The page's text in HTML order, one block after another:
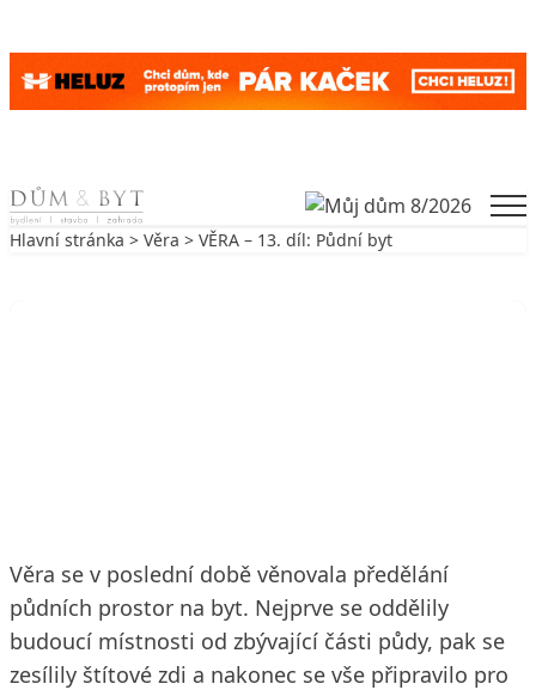
Skip to content
Hlavní stránka > Věra > VĚRA – 13. díl: Půdní byt
Věra se v poslední době věnovala předělání
půdních prostor na byt. Nejprve se oddělily
budoucí místnosti od zbývající části půdy, pak se
zesílily štítové zdi a nakonec se vše připravilo pro